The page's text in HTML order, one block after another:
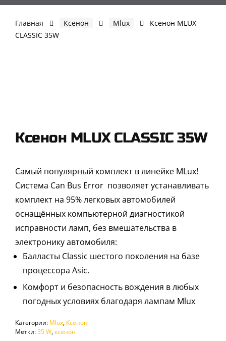
Skip
contentГлавная Ксенон Mlux
Ксенон MLUX
CLASSIC 35W
Ксенон MLUX CLASSIC 35W
Самый популярный комплект в линейке MLux!
Система Can Bus Error позволяет устанавливать
комплект на 95% легковых автомобилей
оснащённых компьютерной диагностикой
исправности ламп, без вмешательства в
электронику автомобиля:
Балласты Classic шестого поколения на базе
процессора Asic.
Комфорт и безопасность вождения в любых
погодных условиях благодаря лампам Mlux
Категории: Mlux, Ксенон
Метки:35 W, ксенон